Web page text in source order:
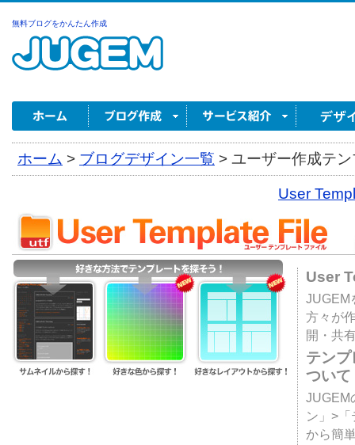
無料ブログをかんたん作成
ホーム > ブログデザイン一覧 > ユーザー作成テ
User
User
JUGEM
方々が
開・共
テン
ついて
JUGEM
ン」>
から簡